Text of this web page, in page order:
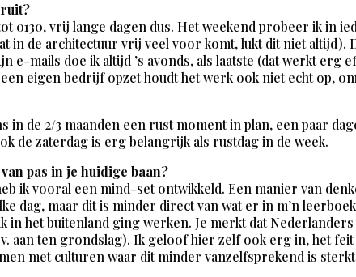
0130, vrij lange dagen dus. Het weekend probeer ik in
in de architectuur vrij veel voor komt, lukt dit niet altijd).
mails doe ik altijd ’s avonds, als laatste (dat werkt erg
eigen bedrijf opzet houdt het werk ook niet echt op,
in de 2/3 maanden een rust moment in plan, een paar
de zaterdag is erg belangrijk als rustdag in de week.
pas in je huidige baan?
ik vooral een mind-set ontwikkeld. Een manier van
dag, maar dit is minder direct van wat er in m’n
het buitenland ging werken. Je merkt dat
aan ten grondslag). Ik geloof hier zelf ook erg in, het
met culturen waar dit minder vanzelfsprekend is